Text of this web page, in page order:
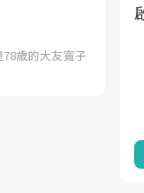
歲的大友寬子
療院所的服